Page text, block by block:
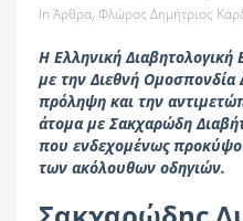
In Άρθρα, Φλώρος Δημήτριος
H Ελληνική Διαβητολογική
με την Διεθνή Ομοσπονδία
πρόληψη και την
άτομα με Σακχαρώδη
που ενδεχομένως
των ακόλουθων οδηγιών.